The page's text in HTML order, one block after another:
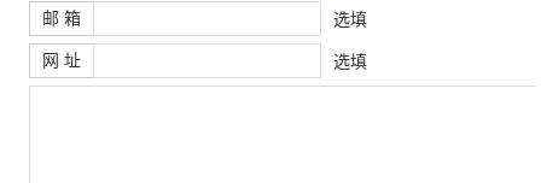
邮 箱 选填
网 址 选填